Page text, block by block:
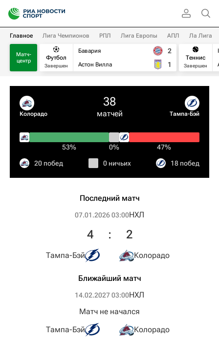
Главное Лига Чемпионов РПЛ Лига Европы АПЛ Ла Лига
Матч-
центр
Футбол
Завершен
Бавария
Астон Вилла
2
1
Теннис
Завершен
Колорадо
38
матчей Тампа-Бэй
53% 0% 47%
20 побед 0 ничьих 18 побед
Последний матч
07.01.2026 03:00НХЛ
Тампа-Бэй
4 : 2
Колорадо
Ближайший матч
14.02.2027 03:00НХЛ
Тампа-Бэй
Матч не начался
Колорадо